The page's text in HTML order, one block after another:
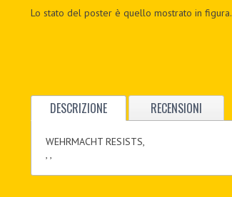
Lo stato del poster è quello mostrato in figura.
DESCRIZIONE RECENSIONI
WEHRMACHT RESISTS,
, ,